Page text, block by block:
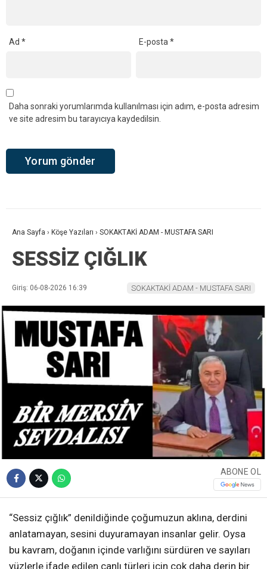
Ad * E-posta*
Daha sonraki yorumlarımda kullanılması için adım, e-posta adresim
ve site adresim bu tarayıcıya kaydedilsin.
Ana Sayfa › Köşe Yazıları › SOKAKTAKİ ADAM - MUSTAFA SARI
SESSİZ ÇIĞLIK
Giriş: 06-08-2026 16:39 SOKAKTAKİ ADAM - MUSTAFA SARI
ABONE OL
“Sessiz çığlık” denildiğinde çoğumuzun aklına, derdini
anlatamayan, sesini duyuramayan insanlar gelir. Oysa
bu kavram, doğanın içinde varlığını sürdüren ve sayıları
yüzlerle ifade edilen canlı türleri için çok daha derin bir